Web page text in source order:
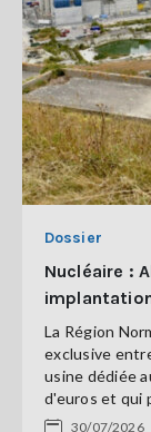
Dossier
Nucléaire :
La Région
exclusive
usine dédiée
d'euros et qui
30/07/2026